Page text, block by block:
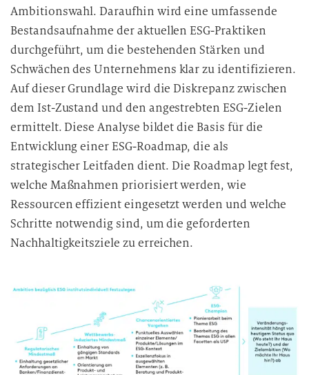
Ambitionswahl. Daraufhin wird eine umfassende
Bestandsaufnahme der aktuellen ESG-Praktiken
durchgeführt, um die bestehenden Stärken und
Schwächen des Unternehmens klar zu identifizieren.
Auf dieser Grundlage wird die Diskrepanz zwischen
dem Ist-Zustand und den angestrebten ESG-Zielen
ermittelt. Diese Analyse bildet die Basis für die
Entwicklung einer ESG-Roadmap, die als
strategischer Leitfaden dient. Die Roadmap legt fest,
welche Maßnahmen priorisiert werden, wie
Ressourcen effizient eingesetzt werden und welche
Schritte notwendig sind, um die geforderten
Nachhaltigkeitsziele zu erreichen.